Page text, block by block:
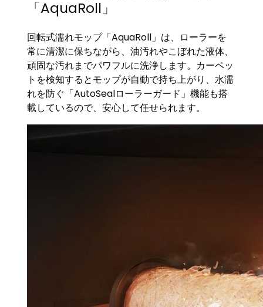
「AquaRoll」
回転式濡れモップ「AquaRoll」は、ローラーを
常に清潔に保ちながら、油汚れやこぼれた液体、
頑固な汚れまでパワフルに洗浄します。カーペッ
トを検知するとモップが自動で持ち上がり、水濡
れを防ぐ「AutoSealローラーガード」機能も搭
載しているので、安心して任せられます。